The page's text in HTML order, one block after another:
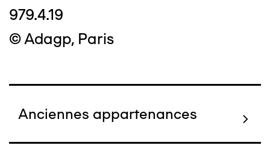
979.4.19
© Adagp, Paris
Anciennes appartenances